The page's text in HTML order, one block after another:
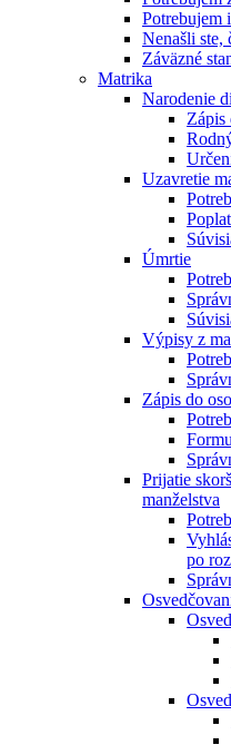
Potrebujem
Nenašli ste,
Záväzné
Matrika
Narodenie
Zápis
Uzavretie
Úmrtie
Výpisy z
Zápis do
Prijatie
manželstva
po